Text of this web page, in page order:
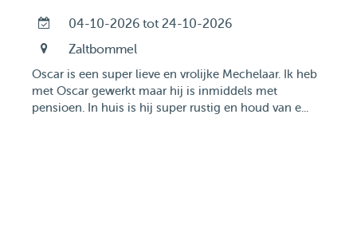
04-10-2026 tot 24-10-2026
Zaltbommel
Oscar is een super lieve en vrolijke Mechelaar. Ik heb
met Oscar gewerkt maar hij is inmiddels met
pensioen. In huis is hij super rustig en houd van e...